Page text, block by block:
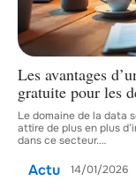
Les avantages
gratuite pour les
Le domaine de la data
attire de plus en plus
dans ce secteur.…
Actu 14/01/2026